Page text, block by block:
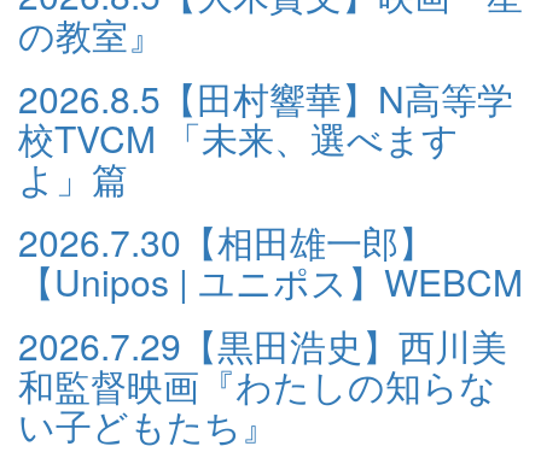
の教室』
2026.8.5 【田村響華】N高等学
校TVCM 「未来、選べます
よ」篇
2026.7.30 【相田雄一郎】
【Unipos | ユニポス】WEBCM
2026.7.29 【黒田浩史】西川美
和監督映画『わたしの知らな
い子どもたち』